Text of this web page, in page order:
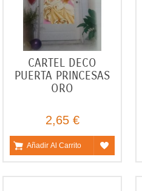
CARTEL DECO
PUERTA PRINCESAS
ORO
2,65 €
Añadir Al Carrito